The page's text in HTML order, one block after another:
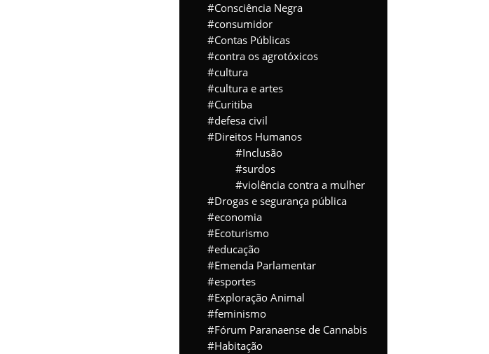
Consciência Negra
consumidor
Contas Públicas
contra os agrotóxicos
cultura
cultura e artes
Curitiba
defesa civil
Direitos Humanos
Inclusão
surdos
violência contra a mulher
Drogas e segurança pública
economia
Ecoturismo
educação
Emenda Parlamentar
esportes
Exploração Animal
feminismo
Fórum Paranaense de Cannabis
Habitação